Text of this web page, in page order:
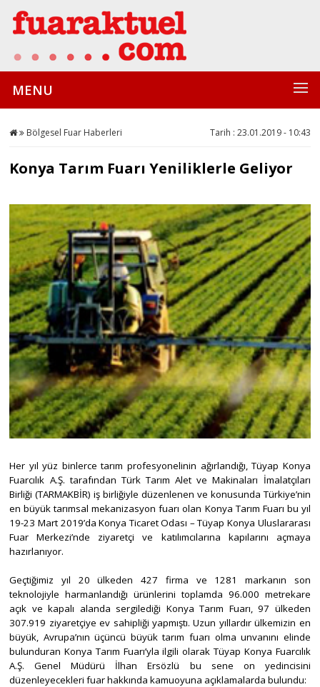
MENU
Bölgesel Fuar Haberleri Tarih : 23.01.2019 - 10:43
Konya Tarım Fuarı Yeniliklerle Geliyor
Her yıl yüz binlerce tarım profesyonelinin ağırlandığı, Tüyap Konya
Fuarcılık A.Ş. tarafından Türk Tarım Alet ve Makinaları İmalatçıları
Birliği (TARMAKBİR) iş birliğiyle düzenlenen ve konusunda Türkiye’nin
en büyük tarımsal mekanizasyon fuarı olan Konya Tarım Fuarı bu yıl
19-23 Mart 2019’da Konya Ticaret Odası – Tüyap Konya Uluslararası
Fuar Merkezi’nde ziyaretçi ve katılımcılarına kapılarını açmaya
hazırlanıyor.
Geçtiğimiz yıl 20 ülkeden 427 firma ve 1281 markanın son
teknolojiyle harmanlandığı ürünlerini toplamda 96.000 metrekare
açık ve kapalı alanda sergilediği Konya Tarım Fuarı, 97 ülkeden
307.919 ziyaretçiye ev sahipliği yapmıştı. Uzun yıllardır ülkemizin en
büyük, Avrupa’nın üçüncü büyük tarım fuarı olma unvanını elinde
bulunduran Konya Tarım Fuarı’yla ilgili olarak Tüyap Konya Fuarcılık
A.Ş. Genel Müdürü İlhan Ersözlü bu sene on yedincisini
düzenleyecekleri fuar hakkında kamuoyuna açıklamalarda bulundu: